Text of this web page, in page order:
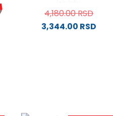
4,180.00RSD
3,344.00 RSD